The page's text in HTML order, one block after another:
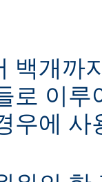
백개까
로 이루
우에 사